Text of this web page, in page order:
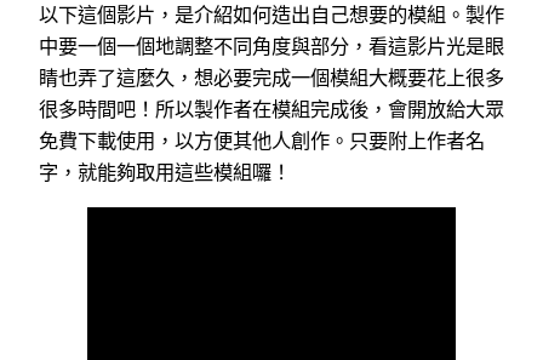
以下這個影片，是介紹如何造出自己想要的模組。製作
中要一個一個地調整不同角度與部分，看這影片光是眼
睛也弄了這麼久，想必要完成一個模組大概要花上很多
很多時間吧！所以製作者在模組完成後，會開放給大眾
免費下載使用，以方便其他人創作。只要附上作者名
字，就能夠取用這些模組囉！